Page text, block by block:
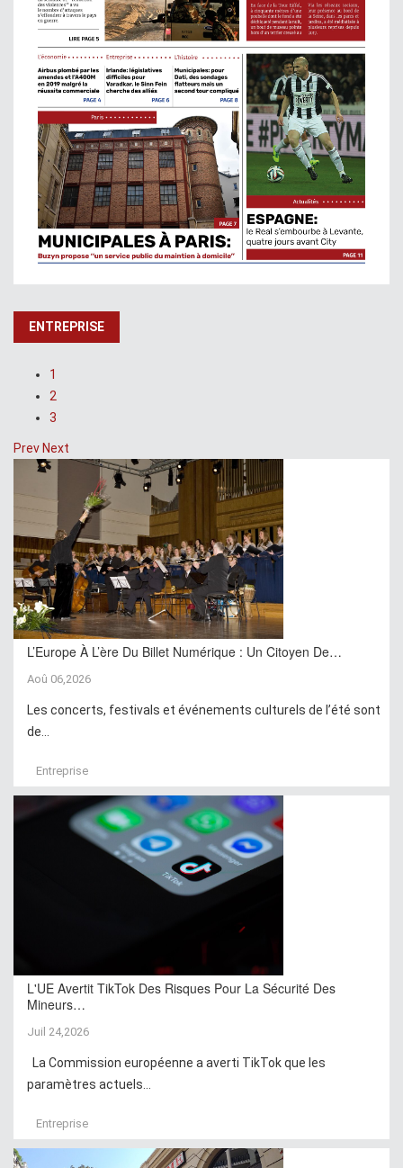
ENTREPRISE
1
2
3
PrevNext
L’Europe À L’ère Du Billet Numérique : Un Citoyen De…
Aoû 06,2026
Les concerts, festivals et événements culturels de l’été sont
de...
Entreprise
L'UE Avertit TikTok Des Risques Pour La Sécurité Des
Mineurs…
Juil 24,2026
La Commission européenne a averti TikTok que les
paramètres actuels...
Entreprise